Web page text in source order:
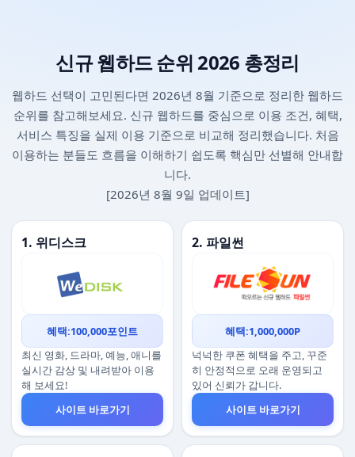
신규 웹하드 순위 2026 총정리
웹하드 선택이 고민된다면 2026년 8월 기준으로 정리한 웹하드
순위를 참고해보세요. 신규 웹하드를 중심으로 이용 조건, 혜택,
서비스 특징을 실제 이용 기준으로 비교해 정리했습니다. 처음
이용하는 분들도 흐름을 이해하기 쉽도록 핵심만 선별해 안내합
니다.
[2026년 8월 9일 업데이트]
1. 위디스크
혜택:100,000포인트
최신 영화, 드라마, 예능, 애니를
실시간 감상 및 내려받아 이용
해 보세요!
사이트 바로가기
2. 파일썬
혜택:1,000,000P
넉넉한 쿠폰 혜택을 주고, 꾸준
히 안정적으로 오래 운영되고
있어 신뢰가 갑니다.
사이트 바로가기